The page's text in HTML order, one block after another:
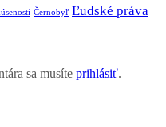
Černobyľ Ľudské práva
sa musíte prihlásiť.